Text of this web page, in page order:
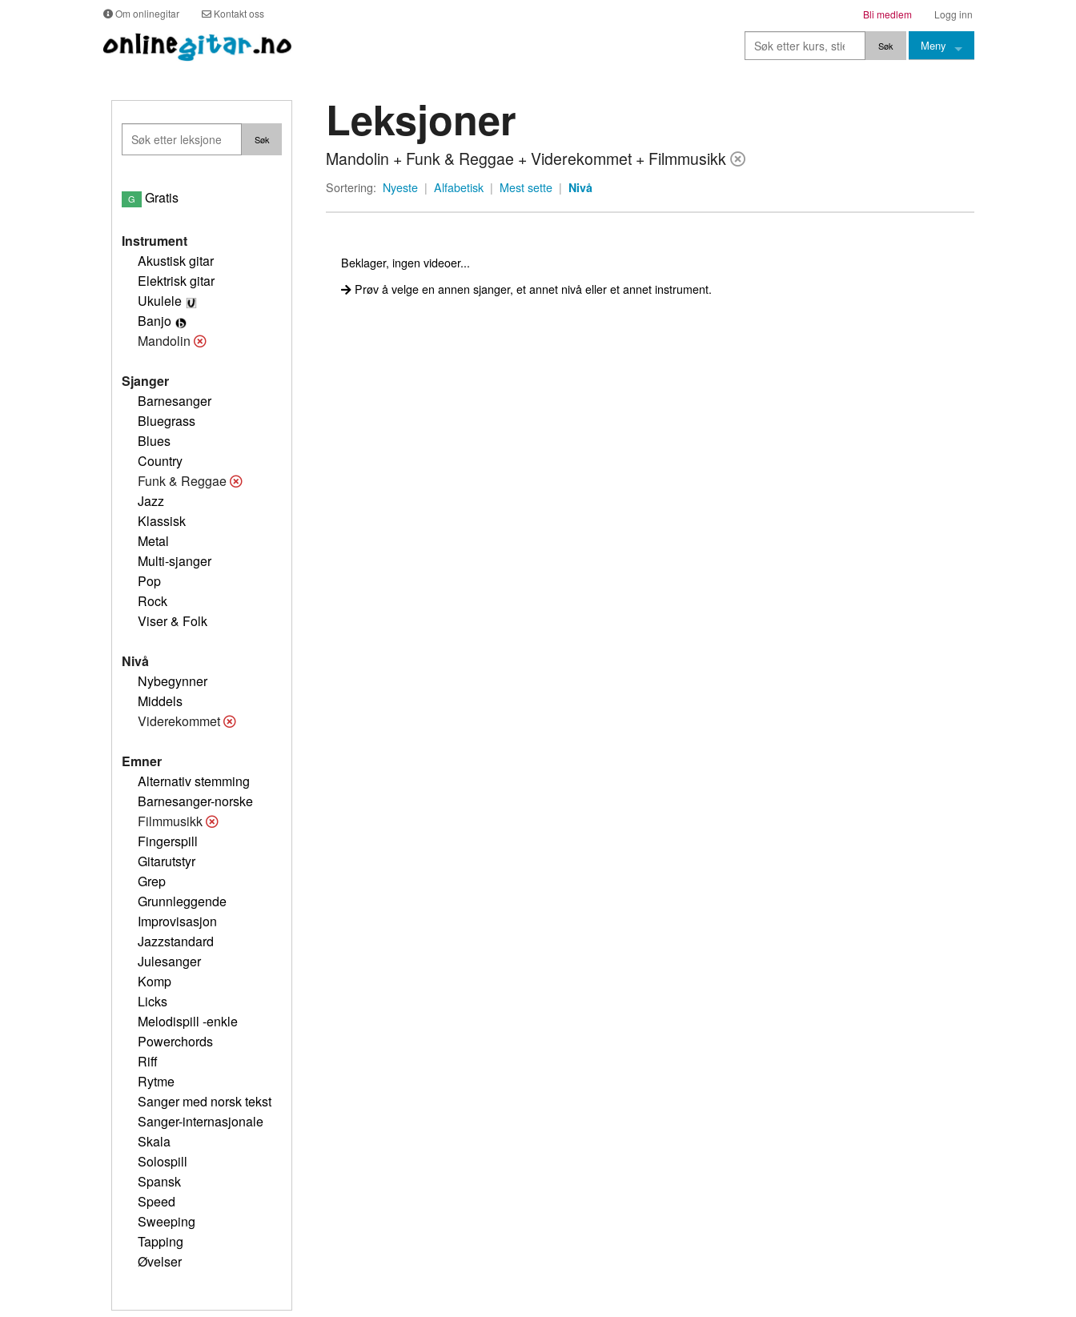
Om onlinegitar Kontakt oss Logg inn
Bli medlem
Meny
Stemming
G Gratis
Instrument
Akustisk gitar
Elektrisk gitar
Ukulele
Banjo
Mandolin
Sjanger
Barnesanger
Bluegrass
Blues
Country
Funk & Reggae
Jazz
Klassisk
Metal
Multi-sjanger
Pop
Rock
Viser & Folk
Nivå
Nybegynner
Middels
Viderekommet
Emner
Alternativ stemming
Barnesanger-norske
Filmmusikk
Fingerspill
Gitarutstyr
Grep
Grunnleggende
Improvisasjon
Jazzstandard
Julesanger
Komp
Licks
Melodispill -enkle
Powerchords
Riff
Rytme
Sanger med norsk tekst
Sanger-internasjonale
Skala
Solospill
Spansk
Speed
Sweeping
Tapping
Øvelser
Leksjoner
Mandolin + Funk & Reggae + Viderekommet + Filmmusikk
Sortering: Nyeste | Alfabetisk | Mest sette | Nivå
Beklager, ingen videoer...
Prøv å velge en annen sjanger, et annet nivå eller et annet instrument.